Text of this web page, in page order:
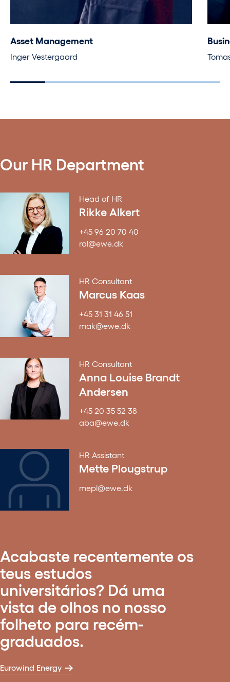
Asset Management
Inger Vestergaard
Our HR Department
Head of HR
Rikke Alkert
+45 96 20 70 40
ral@ewe.dk
HR Consultant
Marcus Kaas
+45 31 31 46 51
mak@ewe.dk
HR Consultant
Anna Louise Brandt
Andersen
+45 20 35 52 38
aba@ewe.dk
HR Assistant
Mette Plougstrup
mepl@ewe.dk
Acabaste recentemente os
teus estudos
universitários? Dá uma
vista de olhos no nosso
folheto para recém-
graduados.
Eurowind Energy